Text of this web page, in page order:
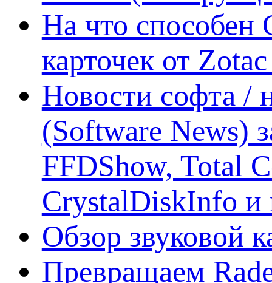
На что способен
карточек от
Новости софта /
(Software News)
FFDShow, Total
CrystalDiskInfo и
Обзор звуковой
Превращаем